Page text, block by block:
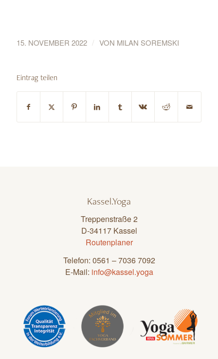
15. NOVEMBER 2022 / VON MILAN SOREMSKI
Eintrag teilen
Kassel.Yoga
Treppenstraße 2
D-34117 Kassel
Routenplaner
Telefon: 0561 – 7036 7092
E-Mail: info@kassel.yoga